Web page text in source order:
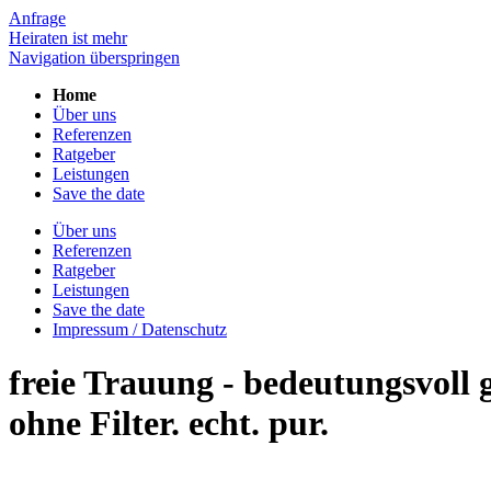
Anfrage
Heiraten ist mehr
Navigation überspringen
Home
Über uns
Referenzen
Ratgeber
Leistungen
Save the date
Über uns
Referenzen
Ratgeber
Leistungen
Save the date
Impressum / Datenschutz
freie Trauung - bedeutungsvoll
ohne Filter. echt. pur.